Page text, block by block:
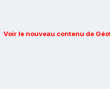
Voir le nouveau contenu de